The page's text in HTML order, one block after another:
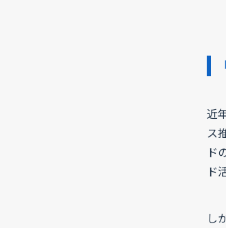
近
ス
ド
ド
し